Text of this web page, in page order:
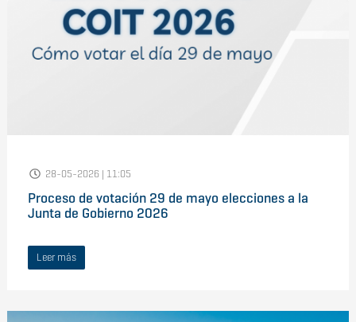
28-05-2026 | 11:05
Proceso de votación 29 de mayo elecciones a la
Junta de Gobierno 2026
Leer más